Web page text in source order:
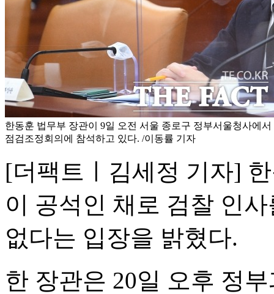
한동훈 법무부 장관이 9일 오전 서울 종로구 정부서울청사에
점검조정회의에 참석하고 있다. /이동률 기자
[더팩트ㅣ김세정 기자]
이 공석인 채로 검찰 인
없다는 입장을 밝혔다.
한 장관은 20일 오후 정